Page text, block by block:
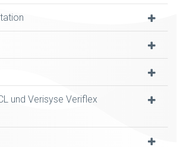
und Verisyse Veriflex